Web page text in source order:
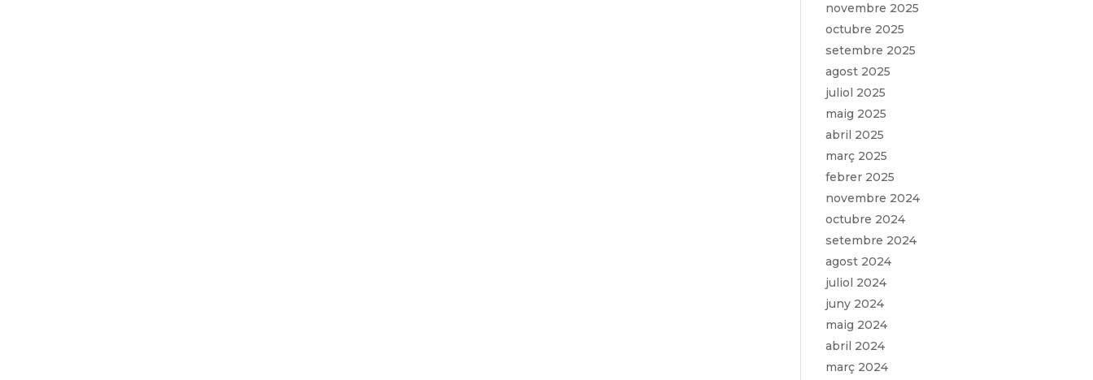
novembre 2025
octubre 2025
setembre 2025
agost 2025
juliol 2025
maig 2025
abril 2025
març 2025
febrer 2025
novembre 2024
octubre 2024
setembre 2024
agost 2024
juliol 2024
juny 2024
maig 2024
abril 2024
març 2024